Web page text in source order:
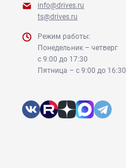
info@drives.ru
ts@drives.ru
Режим работы:
Понедельник – четверг
с 9:00 до 17:30
Пятница – с 9:00 до 16:30